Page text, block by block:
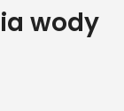
wody